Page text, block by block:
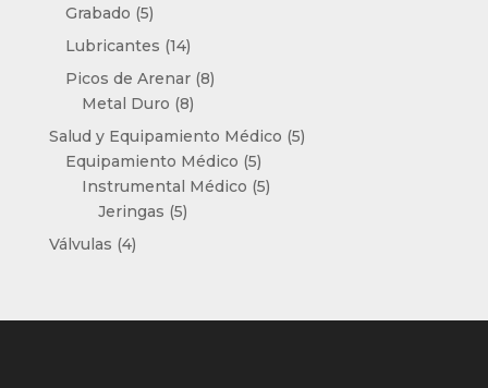
Grabado 55
productos
Lubricantes 1414
productos
Picos de Arenar 88
Metal Duro 88
productos
Salud y Equipamiento Médico 55
Equipamiento Médico 55
productos
Instrumental Médico 55
Jeringas 55
Válvulas 44